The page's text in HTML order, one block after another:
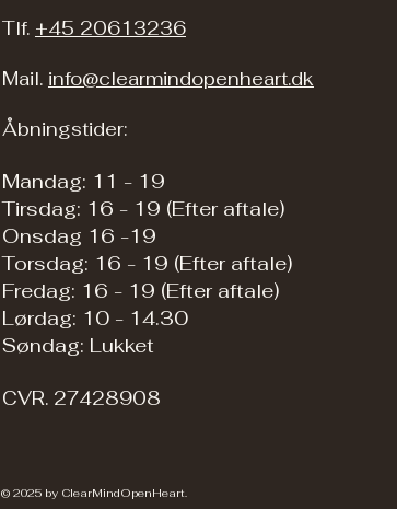
Tlf. +45 20613236
Mail. info@clearmindopenheart.dk
Åbningstider:
Mandag: 11 - 19
Tirsdag: 16 - 19 (Efter aftale)
Onsdag 16 -19
Torsdag: 16 - 19 (Efter aftale)
Fredag: 16 - 19 (Efter aftale)
Lørdag: 10 - 14.30
Søndag: Lukket
CVR. 27428908
© 2025 by ClearMindOpenHeart.